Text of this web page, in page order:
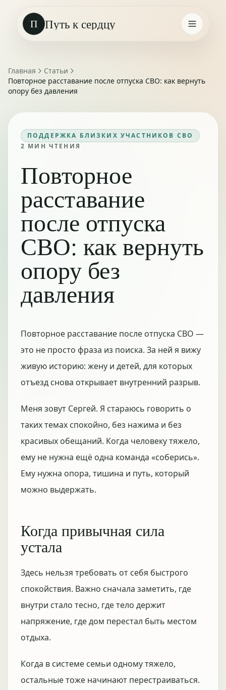
П Путь к сердцу
Главная
Статьи
Повторное расставание после отпуска СВО: как вернуть
опору без давления
ПОДДЕРЖКА БЛИЗКИХ УЧАСТНИКОВ СВО
2 МИН ЧТЕНИЯ
Повторное
расставание
после отпуска
СВО: как вернуть
опору без
давления
Повторное расставание после отпуска СВО —
это не просто фраза из поиска. За ней я вижу
живую историю: жену и детей, для которых
отъезд снова открывает внутренний разрыв.
Меня зовут Сергей. Я стараюсь говорить о
таких темах спокойно, без нажима и без
красивых обещаний. Когда человеку тяжело,
ему не нужна ещё одна команда «соберись».
Ему нужна опора, тишина и путь, который
можно выдержать.
Когда привычная сила
устала
Здесь нельзя требовать от себя быстрого
спокойствия. Важно сначала заметить, где
внутри стало тесно, где тело держит
напряжение, где дом перестал быть местом
отдыха.
Когда в системе семьи одному тяжело,
остальные тоже начинают перестраиваться.